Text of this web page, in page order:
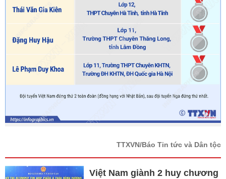
TTXVN/Báo Tin tức và Dân tộc
Việt Nam giành 2 huy chương